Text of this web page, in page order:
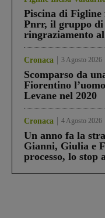
Piscina di Figline
Pnrr, il gruppo
ringraziamento
Cronaca 3 Agosto 2026
Scomparso da
Fiorentino
Levane nel 2020
Cronaca 4 Agosto 2026
Un anno fa la
Gianni, Giulia e
processo, lo stop